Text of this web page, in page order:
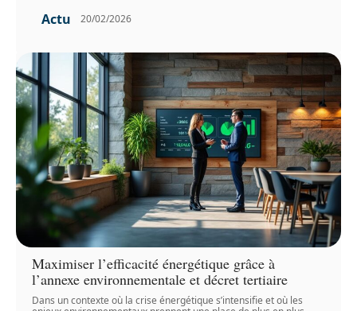
Actu 20/02/2026
Maximiser l’efficacité énergétique grâce à
l’annexe environnementale et décret tertiaire
Dans un contexte où la crise énergétique s’intensifie et où les